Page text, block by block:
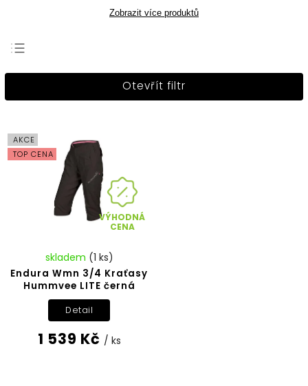
Zobrazit více produktů
Nejprodávanější
Abecedně
Otevřít filtr
AKCE
TOP CENA
VÝHODNÁ
CENA
Endura Wmn 3/4 Kraťasy
Hummvee LITE černá
skladem (1 ks)
1 539 Kč / ks
Detail